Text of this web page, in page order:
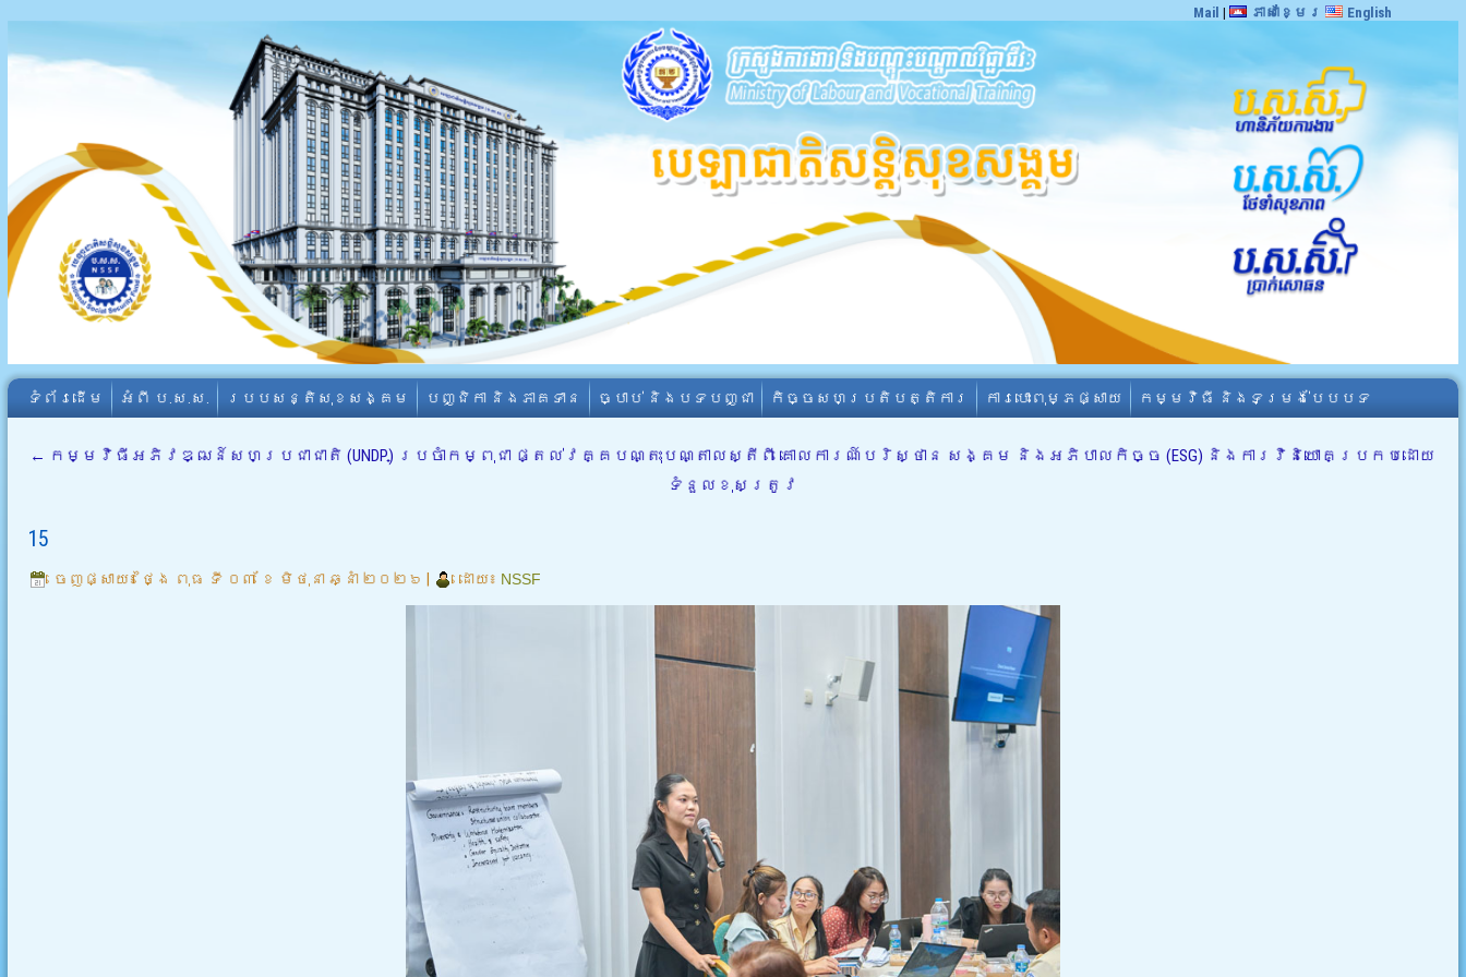
Mail | ភាសាខ្មែរ English
ទំព័រដើម អំពី​ ប.ស.ស. របបសន្តិសុខសង្គម បញ្ជិកា និងភាគទាន ច្បាប់ និងបទបញ្ជា កិច្ចសហប្រតិបត្តិការ ការបោះពុម្ភផ្សាយ កម្មវិធី និងទម្រង់បែបបទ
← កម្មវិធីអភិវឌ្ឍន៍សហប្រជាជាតិ (UNDP) ប្រចាំកម្ពុជា ផ្តល់វគ្គបណ្តុះបណ្តាលស្តីពី គោលការណ៍បរិស្ថាន សង្គម និងអភិបាលកិច្ច (ESG)​ និងការវិនិយោគប្រកបដោយ
ទំនួលខុសត្រូវ
15
ចេញផ្សាយ៖ ថ្ងៃ ពុធ ទី ០៣ ខែ មិថុនា ឆ្នាំ ២០២៦ ដោយ៖ NSSF